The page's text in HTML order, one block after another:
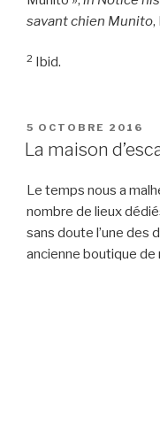
savant chien Munito,
2 Ibid.
PUBLIÉ
LE
5 OCTOBRE 2016
La maison
Le temps nous a
nombre de lieux
sans doute l’une des
ancienne boutique de